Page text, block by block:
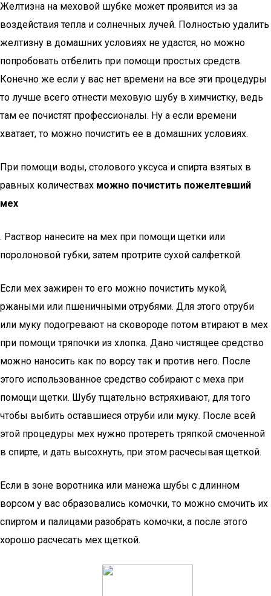
Желтизна на меховой шубке может проявится из за
воздействия тепла и солнечных лучей. Полностью удалить
желтизну в домашних условиях не удастся, но можно
попробовать отбелить при помощи простых средств.
Конечно же если у вас нет времени на все эти процедуры
то лучше всего отнести меховую шубу в химчистку, ведь
там ее почистят профессионалы. Ну а если времени
хватает, то можно почистить ее в домашних условиях.
При помощи воды, столового уксуса и спирта взятых в
равных количествах можно почистить пожелтевший
мех
. Раствор нанесите на мех при помощи щетки или
поролоновой губки, затем протрите сухой салфеткой.
Если мех зажирен то его можно почистить мукой,
ржаными или пшеничными отрубями. Для этого отруби
или муку подогревают на сковороде потом втирают в мех
при помощи тряпочки из хлопка. Дано чистящее средство
можно наносить как по ворсу так и против него. После
этого использованное средство собирают с меха при
помощи щетки. Шубу тщательно встряхивают, для того
чтобы выбить оставшиеся отруби или муку. После всей
этой процедуры мех нужно протереть тряпкой смоченной
в спирте, и дать высохнуть, при этом расчесывая щеткой.
Если в зоне воротника или манежа шубы с длинном
ворсом у вас образовались комочки, то можно смочить их
спиртом и палицами разобрать комочки, а после этого
хорошо расчесать мех щеткой.